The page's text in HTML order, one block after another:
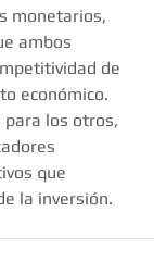
monetarios,
ambos
de
económico.
para los otros,
que
la inversión.